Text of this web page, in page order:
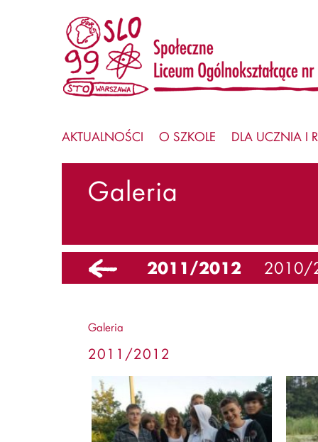
AKTUALNOŚCI O SZKOLE DLA UCZNIA I
Galeria
2012/2013 2011/2012 2010/
Galeria
2011/2012